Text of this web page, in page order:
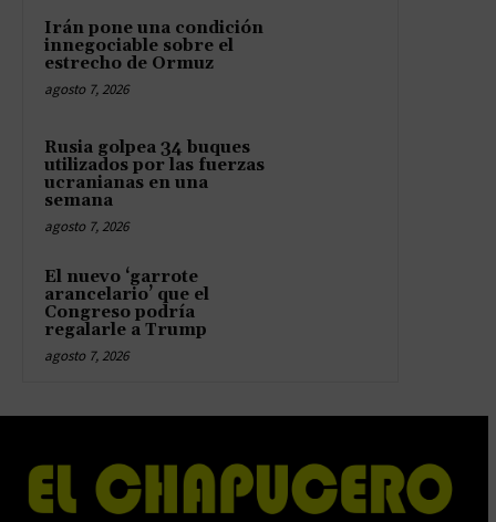
Irán pone una condición
innegociable sobre el
estrecho de Ormuz
agosto 7, 2026
Rusia golpea 34 buques
utilizados por las fuerzas
ucranianas en una
semana
agosto 7, 2026
El nuevo ‘garrote
arancelario’ que el
Congreso podría
regalarle a Trump
agosto 7, 2026